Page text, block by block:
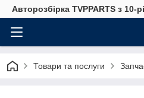
Авторозбірка TVPPARTS з 10-
Товари та послуги